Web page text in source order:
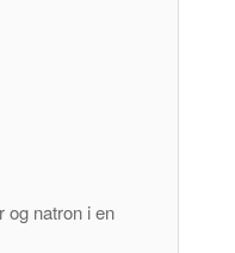
natron i en